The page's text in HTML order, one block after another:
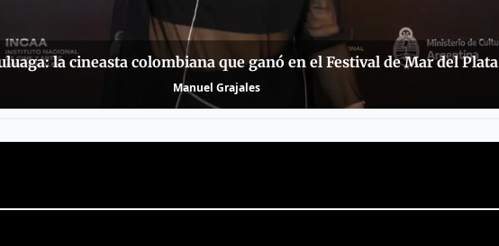
la cineasta colombiana que ganó en el Festival de Mar del Plata
Manuel Grajales